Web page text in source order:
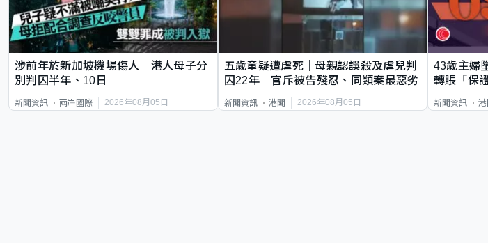
涉前年於新加坡機場傷人 港人母子分
別判囚半年、10日
新聞資訊 兩岸國際 2026年08月05日
五歲童疑遭虐死｜母親認誤殺及虐兒判
囚22年 官斥被告殘忍、同類案最惡劣
新聞資訊 港聞 2026年08月05日
43歲主婦
轉賬「保
新聞資訊 港